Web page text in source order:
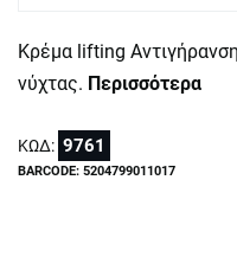
Κρέμα lifting
νύχτας. Περισσότερα
ΚΩΔ: 9761
BARCODE: 5204799011017